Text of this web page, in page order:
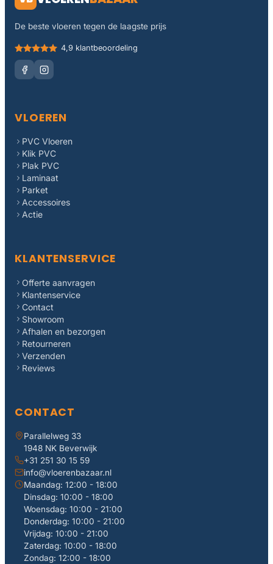
De beste vloeren tegen de laagste prijs
4,9 klantbeoordeling
VLOEREN
PVC Vloeren
Klik PVC
Plak PVC
Laminaat
Parket
Accessoires
Actie
KLANTENSERVICE
Offerte aanvragen
Klantenservice
Contact
Showroom
Afhalen en bezorgen
Retourneren
Verzenden
Reviews
CONTACT
Parallelweg 33
1948 NK Beverwijk
+31 251 30 15 59
info@vloerenbazaar.nl
Maandag: 12:00 - 18:00
Dinsdag: 10:00 - 18:00
Woensdag: 10:00 - 21:00
Donderdag: 10:00 - 21:00
Vrijdag: 10:00 - 21:00
Zaterdag: 10:00 - 18:00
Zondag: 12:00 - 18:00